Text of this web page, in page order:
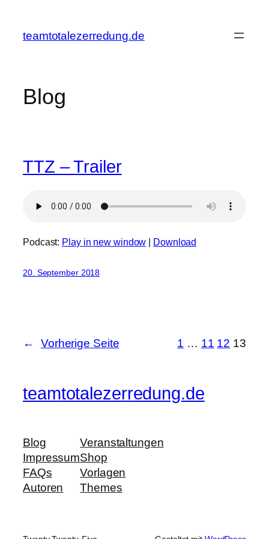
springen
teamtotalezerredung.de
Blog
TTZ – Trailer
Podcast: Play in new window Download
20. September 2018
← Vorherige Seite 1 … 11 12 13
teamtotalezerredung.de
Blog
Impressum
FAQs
Autoren
Veranstaltungen
Shop
Vorlagen
Themes